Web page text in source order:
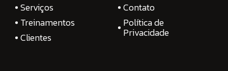
Serviços
Treinamentos
Clientes
Contato
Política de
Privacidade